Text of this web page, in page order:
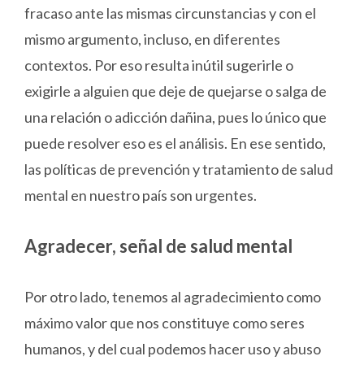
fracaso ante las mismas circunstancias y con el
mismo argumento, incluso, en diferentes
contextos. Por eso resulta inútil sugerirle o
exigirle a alguien que deje de quejarse o salga de
una relación o adicción dañina, pues lo único que
puede resolver eso es el análisis. En ese sentido,
las políticas de prevención y tratamiento de salud
mental en nuestro país son urgentes.
Agradecer, señal de salud mental
Por otro lado, tenemos al agradecimiento como
máximo valor que nos constituye como seres
humanos, y del cual podemos hacer uso y abuso